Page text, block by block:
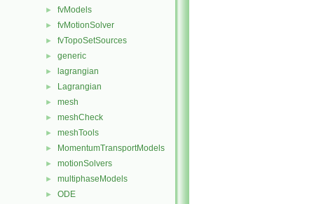
► fvModels
► fvMotionSolver
► fvTopoSetSources
► generic
► lagrangian
► Lagrangian
► mesh
► meshCheck
► meshTools
► MomentumTransportModels
► motionSolvers
► multiphaseModels
► ODE